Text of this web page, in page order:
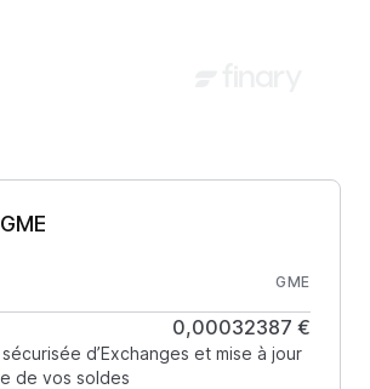
GME
0,00032387 €
d’Exchanges et mise à jour
de vos soldes